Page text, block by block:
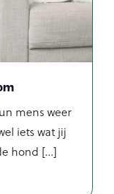
mens weer
iets wat jij
hond